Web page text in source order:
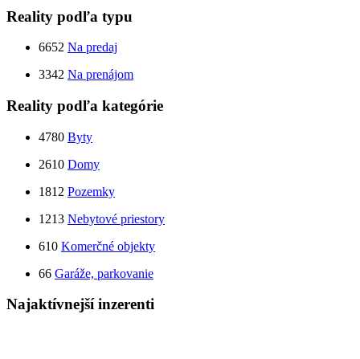
Reality podľa typu
6652 Na predaj
3342 Na prenájom
Reality podľa kategórie
4780 Byty
2610 Domy
1812 Pozemky
1213 Nebytové priestory
610 Komerčné objekty
66 Garáže, parkovanie
Najaktívnejší inzerenti